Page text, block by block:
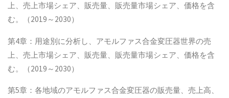
上、売上市場シェア、販売量、販売量市場シェア、価格を含
む。（2019～2030）
第4章：用途別に分析し、アモルファス合金変圧器世界の売
上、売上市場シェア、販売量、販売量市場シェア、価格を含
む。（2019～2030）
第5章：各地域のアモルファス合金変圧器の販売量、売上高、